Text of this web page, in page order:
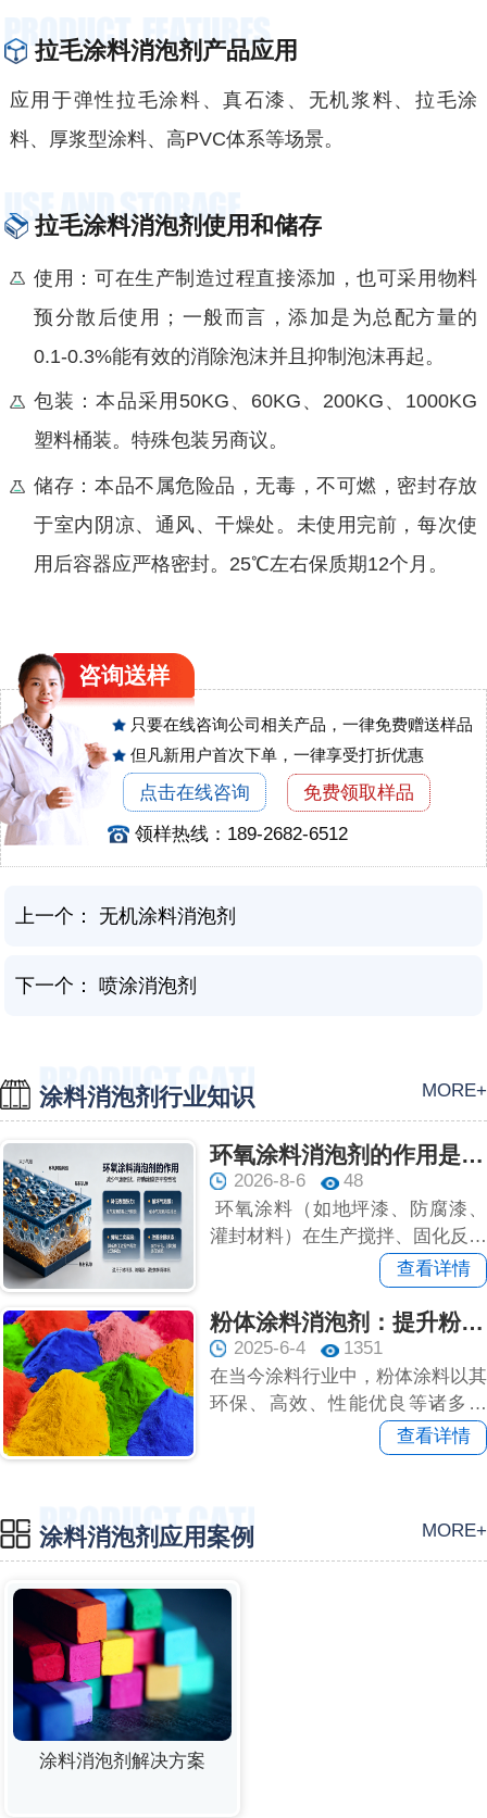
拉毛涂料消泡剂产品应用
应用于弹性拉毛涂料、真石漆、无机浆料、拉毛涂
料、厚浆型涂料、高PVC体系等场景。
拉毛涂料消泡剂使用和储存
使用：可在生产制造过程直接添加，也可采用物料
预分散后使用；一般而言，添加是为总配方量的
0.1-0.3%能有效的消除泡沫并且抑制泡沫再起。
包装：本品采用50KG、60KG、200KG、1000KG
塑料桶装。特殊包装另商议。
储存：本品不属危险品，无毒，不可燃，密封存放
于室内阴凉、通风、干燥处。未使用完前，每次使
用后容器应严格密封。25℃左右保质期12个月。
咨询送样
只要在线咨询公司相关产品，一律免费赠送样品
但凡新用户首次下单，一律享受打折优惠
点击在线咨询
免费领取样品
领样热线：189-2682-6512
上一个： 无机涂料消泡剂
下一个： 喷涂消泡剂
涂料消泡剂行业知识 MORE+
环氧涂料消泡剂的作用是什么？
2026-8-6
48
环氧涂料（如地坪漆、防腐漆、
灌封材料）在生产搅拌、固化反应
或涂布于多孔基材时，...查看详情
粉体涂料消泡剂：提升粉体涂料性能的关键助剂
2025-6-4
1351
在当今涂料行业中，粉体涂料以其
环保、高效、性能优良等诸多优
势，逐渐成为工业和民用领域的热
查看详情
涂料消泡剂应用案例 MORE+
涂料消泡剂解决方案